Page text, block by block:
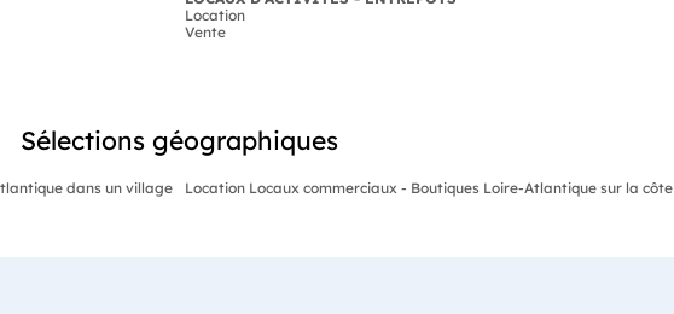
Location
Vente
Sélections géographiques
dans un village Location Locaux commerciaux - Boutiques Loire-Atlantique sur la côte